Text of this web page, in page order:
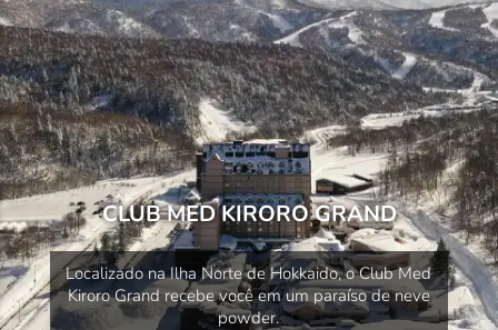
CLUB MED KIRORO GRAND
Localizado na Ilha Norte de Hokkaido, o Club Med
Kiroro Grand recebe você em um paraíso de neve
powder.